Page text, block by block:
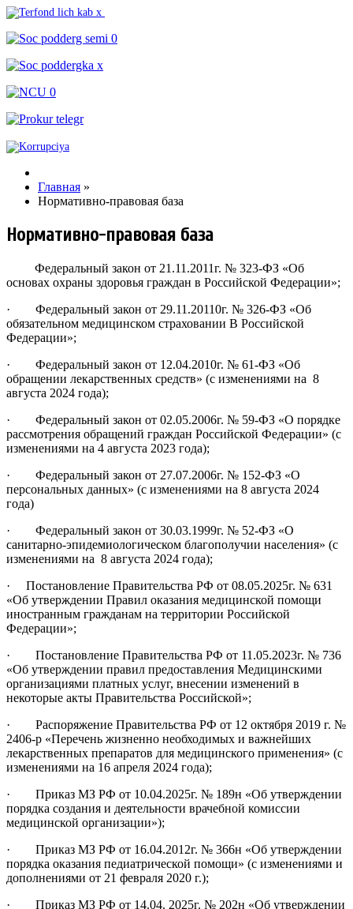
Главная »
Нормативно-правовая база
Нормативно-правовая база
Федеральный закон от 21.11.2011г. № 323-ФЗ «Об
основах охраны здоровья граждан в Российской Федерации»;
· Федеральный закон от 29.11.20110г. № 326-ФЗ «Об
обязательном медицинском страховании В Российской
Федерации»;
· Федеральный закон от 12.04.2010г. № 61-ФЗ «Об
обращении лекарственных средств» (с изменениями на 8
августа 2024 года);
· Федеральный закон от 02.05.2006г. № 59-ФЗ «О порядке
рассмотрения обращений граждан Российской Федерации» (с
изменениями на 4 августа 2023 года);
· Федеральный закон от 27.07.2006г. № 152-ФЗ «О
персональных данных» (с изменениями на 8 августа 2024
года)
· Федеральный закон от 30.03.1999г. № 52-ФЗ «О
санитарно-эпидемиологическом благополучии населения» (с
изменениями на 8 августа 2024 года);
· Постановление Правительства РФ от 08.05.2025г. № 631
«Об утверждении Правил оказания медицинской помощи
иностранным гражданам на территории Российской
Федерации»;
· Постановление Правительства РФ от 11.05.2023г. № 736
«Об утверждении правил предоставления Медицинскими
организациями платных услуг, внесении изменений в
некоторые акты Правительства Российской»;
· Распоряжение Правительства РФ от 12 октября 2019 г. №
2406-р «Перечень жизненно необходимых и важнейших
лекарственных препаратов для медицинского применения» (с
изменениями на 16 апреля 2024 года);
· Приказ МЗ РФ от 10.04.2025г. № 189н «Об утверждении
порядка создания и деятельности врачебной комиссии
медицинской организации»);
· Приказ МЗ РФ от 16.04.2012г. № 366н «Об утверждении
порядка оказания педиатрической помощи» (с изменениями и
дополнениями от 21 февраля 2020 г.);
· Приказ МЗ РФ от 14.04. 2025г. № 202н «Об утверждении